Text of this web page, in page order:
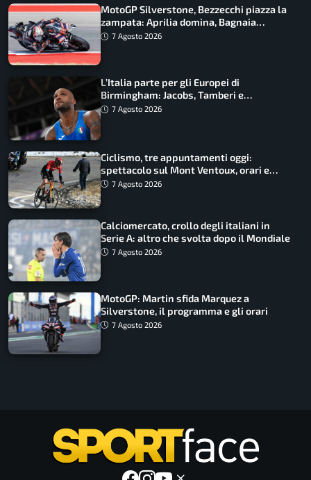
MotoGP Silverstone, Bezzecchi piazza la
zampata: Aprilia domina, Bagnaia
costretto al Q1
7 Agosto 2026
L’Italia parte per gli Europei di
Birmingham: Jacobs, Tamberi e
Battocletti guidano una spedizione
7 Agosto 2026
Ciclismo, tre appuntamenti oggi:
spettacolo sul Mont Ventoux, orari e
come vederli
7 Agosto 2026
Calciomercato, crollo degli italiani in
Serie A: altro che svolta dopo il Mondiale
7 Agosto 2026
MotoGP: Martin sfida Marquez a
Silverstone, il programma e gli orari
7 Agosto 2026